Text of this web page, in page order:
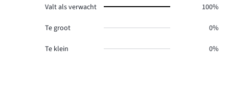
Valt als verwacht 100%
Te groot 0%
Te klein 0%